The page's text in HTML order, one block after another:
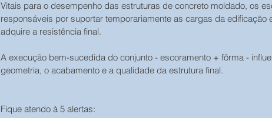
Vitais para o desempenho das estruturas de concreto moldado, os
responsáveis por suportar temporariamente as cargas da edificação
adquire a resistência final.
A execução bem-sucedida do conjunto - escoramento + fôrma -
geometria, o acabamento e a qualidade da estrutura final.
Fique atendo à 5 alertas: